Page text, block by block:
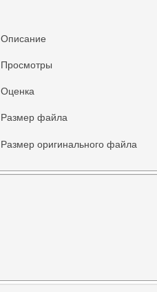
Описание
Просмотры
Оценка
Размер файла
Размер оригинального файла